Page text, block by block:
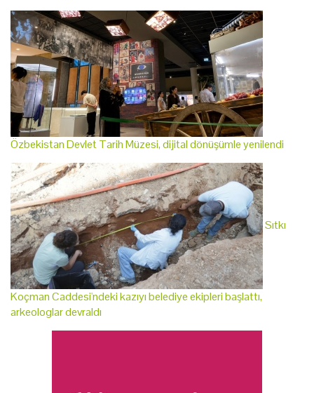
Özbekistan Devlet Tarih Müzesi, dijital dönüşümle yenilendi
Sıtkı
Koçman Caddesi'ndeki kazıyı belediye ekipleri başlattı,
arkeologlar devraldı